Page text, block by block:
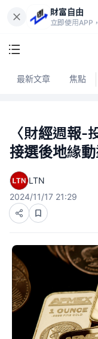
財富自由
立即使用APP
最新文章 焦點
〈財經週報-
接選後地緣
LTN
2024/11/17 21:29